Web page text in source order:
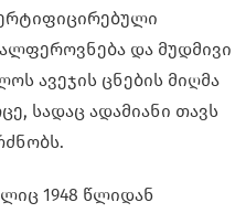
და მუდმივი
ავეჯის ცნების მიღმა
სადაც ადამიანი თავს
1948 წლიდან